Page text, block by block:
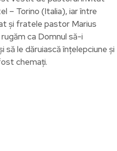
– Torino (Italia), iar între
și fratele pastor Marius
ca Domnul să-i
să le dăruiască înțelepciune și
chemați.